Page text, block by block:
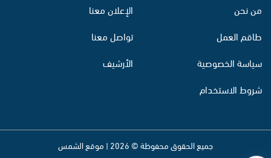
من نحن
طاقم العمل
سياسة الخصوصية
شروط الاستخدام
الإعلان معنا
تواصل معنا
الأرشيف
جميع الحقوق محفوظة © 2026 | موقع الشمس